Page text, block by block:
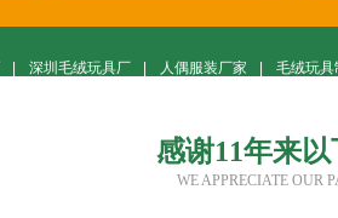
深圳毛绒玩具厂 人偶服装厂家 毛绒玩具
感谢11年来
WE APPRECIATE OUR